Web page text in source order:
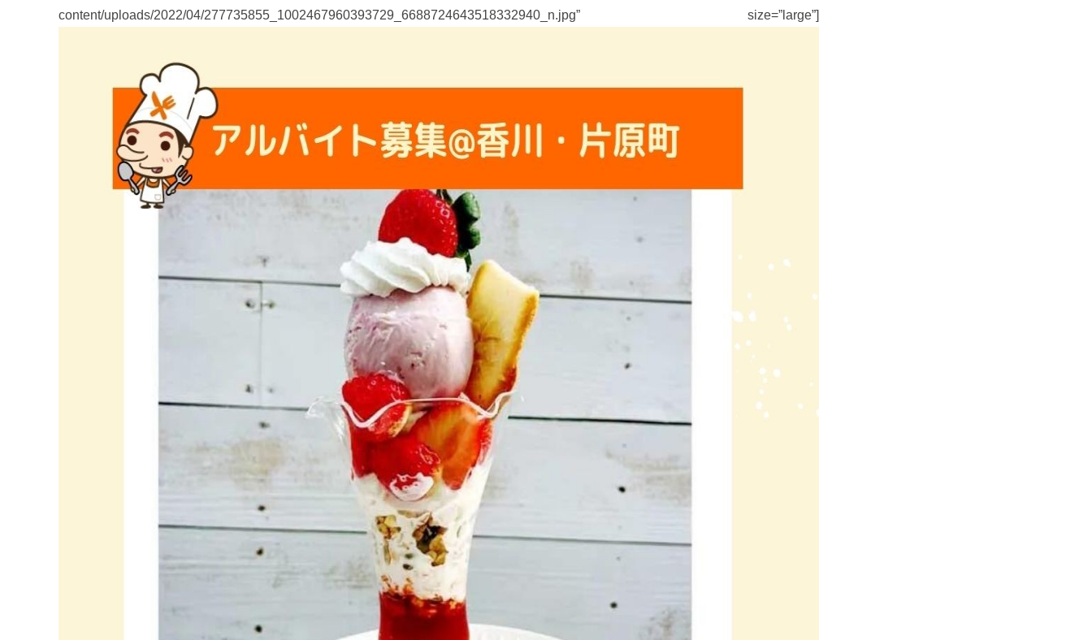
content/uploads/2022/04/277735855_1002467960393729_6688724643518332940_n.jpg” size=”large”]